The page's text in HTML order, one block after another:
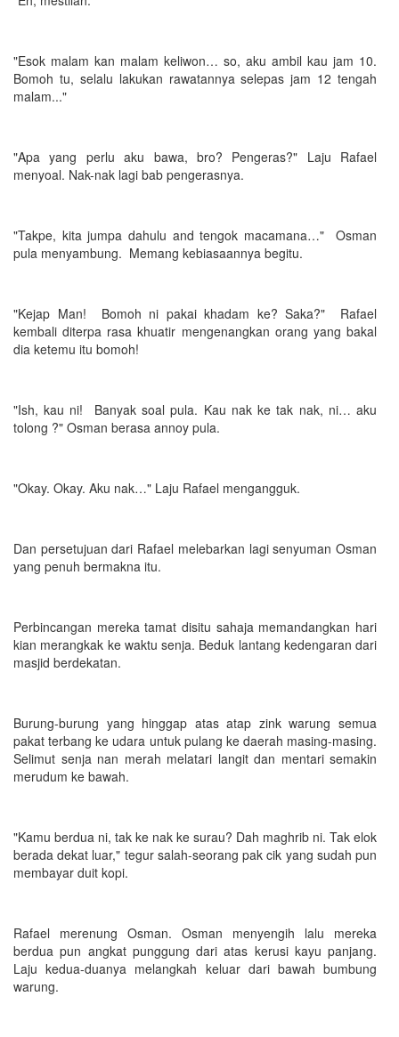
"Esok malam kan malam keliwon… so, aku ambil kau jam 10.
Bomoh tu, selalu lakukan rawatannya selepas jam 12 tengah
malam..."
"Apa yang perlu aku bawa, bro? Pengeras?" Laju Rafael
menyoal. Nak-nak lagi bab pengerasnya.
"Takpe, kita jumpa dahulu and tengok macamana…" Osman
pula menyambung. Memang kebiasaannya begitu.
"Kejap Man! Bomoh ni pakai khadam ke? Saka?" Rafael
kembali diterpa rasa khuatir mengenangkan orang yang bakal
dia ketemu itu bomoh!
"Ish, kau ni! Banyak soal pula. Kau nak ke tak nak, ni… aku
tolong ?" Osman berasa annoy pula.
"Okay. Okay. Aku nak…" Laju Rafael mengangguk.
Dan persetujuan dari Rafael melebarkan lagi senyuman Osman
yang penuh bermakna itu.
Perbincangan mereka tamat disitu sahaja memandangkan hari
kian merangkak ke waktu senja. Beduk lantang kedengaran dari
masjid berdekatan.
Burung-burung yang hinggap atas atap zink warung semua
pakat terbang ke udara untuk pulang ke daerah masing-masing.
Selimut senja nan merah melatari langit dan mentari semakin
merudum ke bawah.
"Kamu berdua ni, tak ke nak ke surau? Dah maghrib ni. Tak elok
berada dekat luar," tegur salah-seorang pak cik yang sudah pun
membayar duit kopi.
Rafael merenung Osman. Osman menyengih lalu mereka
berdua pun angkat punggung dari atas kerusi kayu panjang.
Laju kedua-duanya melangkah keluar dari bawah bumbung
warung.